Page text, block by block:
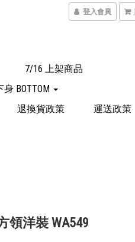
登入會員
7/16 上架商品
身 BOTTOM
退換貨政策
運送政策
領洋裝 WA549